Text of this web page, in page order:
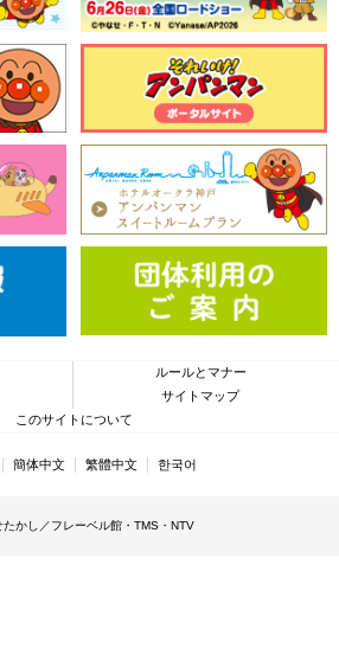
ルールとマナー
サイトマップ
このサイトについて
簡体中文 繁體中文 한국어
たかし／フレーベル館・TMS・NTV